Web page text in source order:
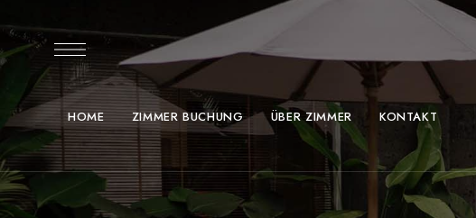
HOME ZIMMER BUCHUNG ÜBER ZIMMER KONTAKT